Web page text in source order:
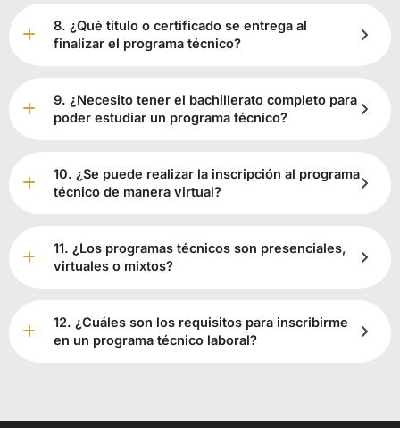
8. ¿Qué título o certificado se entrega al
finalizar el programa técnico?
9. ¿Necesito tener el bachillerato completo para
poder estudiar un programa técnico?
10. ¿Se puede realizar la inscripción al programa
técnico de manera virtual?
11. ¿Los programas técnicos son presenciales,
virtuales o mixtos?
12. ¿Cuáles son los requisitos para inscribirme
en un programa técnico laboral?